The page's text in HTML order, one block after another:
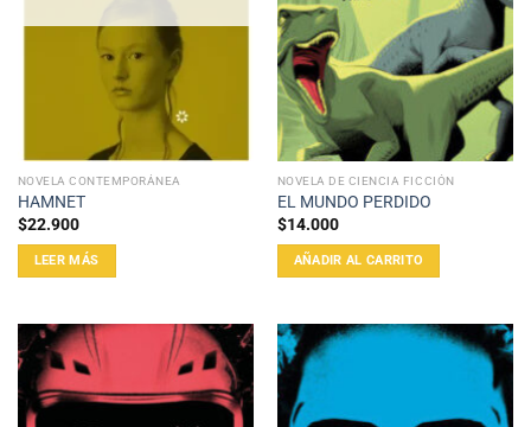
NOVELA CONTEMPORÁNEA
HAMNET
$22.900
LEER MÁS
NOVELA DE CIENCIA FICCIÓN
EL MUNDO PERDIDO
$14.000
AÑADIR AL CARRITO